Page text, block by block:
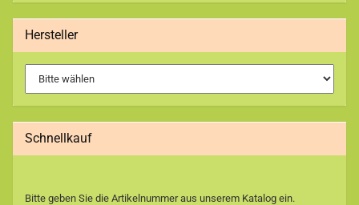
Hersteller
Schnellkauf
BITTE
Bitte geben Sie die Artikelnummer aus unserem Katalog ein.